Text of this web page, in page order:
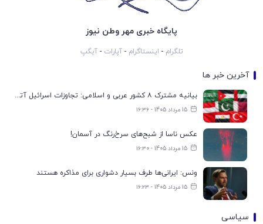
پایگاه خبری مهر وطن نیوز
تلگرام - اینستاگرام -آپارات -آیگپ
آخرین خبر ها
بیانیه مشترک ۸ کشور عربی و اسلامی: تجاوزات اسرائیل آتش‌بس غزه را تضعیف می‌کند
15 مرداد 1405 - ۱۶:۳۶
عکس ناسا از شبح‌های سرخ‌رنگ در آسمان!
15 مرداد 1405 - ۱۶:۳۰
ونس: ایرانی‌ها طرف بسیار دشواری برای مذاکره هستند
15 مرداد 1405 - ۱۶:۲۳
سیاسی